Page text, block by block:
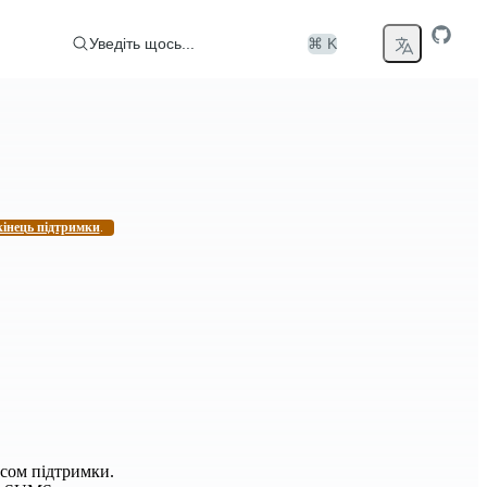
Уведіть щось... ⌘ K
підтримки.
підтримки.